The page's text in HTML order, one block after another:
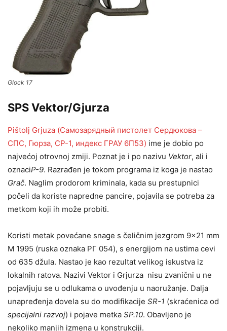
Glock 17
SPS Vektor/Gjurza
Pištolj Grjuza (Самозарядный пистолет Сердюкова –
СПС, Гюрза, СР-1, индекс ГРАУ 6П53) ime je dobio po
najvećoj otrovnoj zmiji. Poznat je i po nazivu Vektor, ali i
oznaciP-9. Razrađen je tokom programa iz koga je nastao
Grač. Naglim prodorom kriminala, kada su prestupnici
počeli da koriste napredne pancire, pojavila se potreba za
metkom koji ih može probiti.
Koristi metak povećane snage s čeličnim jezgrom 9×21 mm
M 1995 (ruska oznaka РГ 054), s energijom na ustima cevi
od 635 džula. Nastao je kao rezultat velikog iskustva iz
lokalnih ratova. Nazivi Vektor i Grjurza nisu zvanični u ne
pojavljuju se u odlukama o uvođenju u naoružanje. Dalja
unapređenja dovela su do modifikacije SR-1 (skraćenica od
specijalni razvoj) i pojave metka SP.10. Obavljeno je
nekoliko manjih izmena u konstrukciji.